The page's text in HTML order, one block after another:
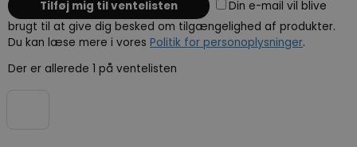
Din e-mail vil blive
brugt til at give dig besked om tilgængelighed af produkter.
Du kan læse mere i vores Politik for personoplysninger.
Der er allerede 1 på ventelisten